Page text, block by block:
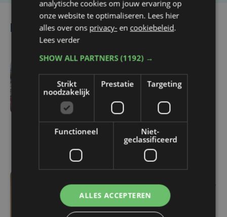
Lees ook
do 6 augustus | 16:44
Veurne moet zo'n twee
miljoen euro aan
onrechtmatig
terugbetalen
wo 5 augustus | 16:55
Geen plaats in de
jeugdopvang? Steeds
analytische cookies om jouw ervaring op
onze website te optimaliseren. Lees hier
alles over ons privacy- en cookiebeleid.
Lees verder
SHOW ALL PARTNERS(1192) →
Strikt
noodzakelijk
Prestatie Targeting
Functioneel
Niet-
geclassificeerd
ALLES ACCEPTEREN